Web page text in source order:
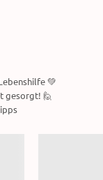
💚
gesorgt! 🙋